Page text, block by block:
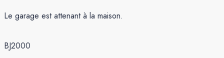
Le garage est attenant à la maison.
BJ2000